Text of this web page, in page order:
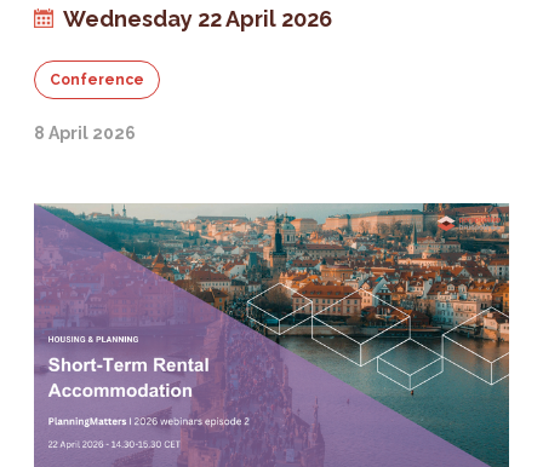
Wednesday 22 April 2026
Conference
8 April 2026